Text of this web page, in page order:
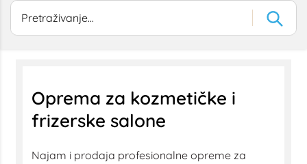
Oprema za kozmetičke i
frizerske salone
Najam i prodaja profesionalne opreme za